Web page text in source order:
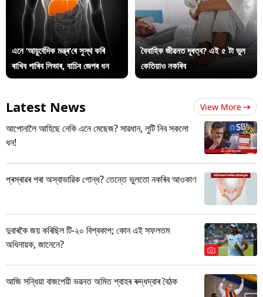
এনে ‘আয়ুৰ্বেদিক মন্ত্ৰ’ৰে সুস্থ কৰি
ৰাখিব পাৰিব লিভাৰ, বাচিব জেপৰ ধন
বৈবাহিক জীৱনত দূৰত্ব? এই ৫ টা ভুল
কেতিয়াও নকৰিব
Latest News View More
আপোনালৈ আহিছে নেকি এনে মেছেজ? সাৱধান, লুটি নিব সকলো
ধন!
প্ৰস্ৰাৱৰ পৰা অস্বাভাৱিক গোন্ধ? তেন্তে ভুলতো নকৰিব আওকাণ
দুবাৰকৈ জয় কৰিছিল টি-২০ বিশ্বকাপ; কোন এই সফলতম
অধিনায়ক, জানেনে?
আজি সন্ধিয়া বাজপেয়ী ভৱনত অমিত শ্বাহৰ ৰুদ্ধদ্বাৰ বৈঠক